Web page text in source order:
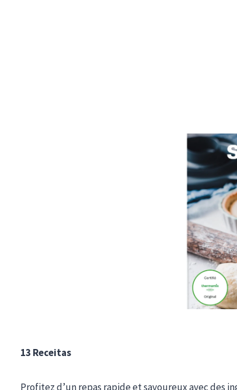
13 Receitas
Profitez d’un repas rapide et savoureux avec des